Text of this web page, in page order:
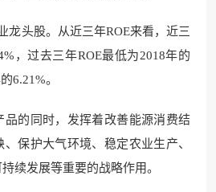
龙头股。从近三年ROE来看，近三
，过去三年ROE最低为2018年的
6.21%。
品的同时，发挥着改善能源消费结
保护大气环境、稳定农业生产、
续发展等重要的战略作用。